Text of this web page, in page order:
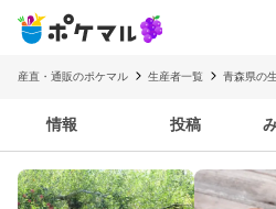
産直・通販のポケマル 生産者一覧 青森県の
情報 投稿